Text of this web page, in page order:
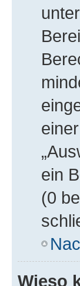
ein
(0
Wieso